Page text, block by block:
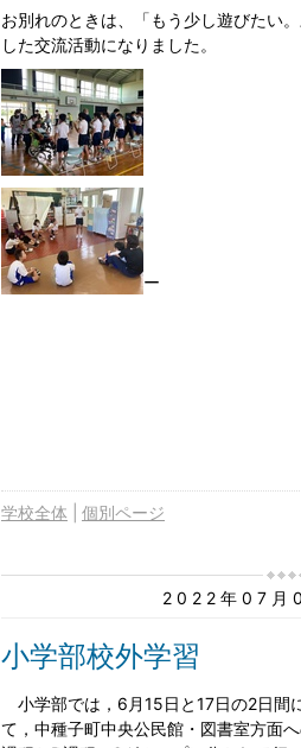
お別れのときは、「もう少し遊びたい
した交流活動になりました。
ー
学校全体 個別ページ
2022年07月
小学部校外学習
小学部では，6月15日と17日の2日間
て，中種子町中央公民館・図書室方面